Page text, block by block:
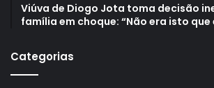
Viúva de Diogo Jota toma decisão
família em choque: “Não era isto que
Categorias